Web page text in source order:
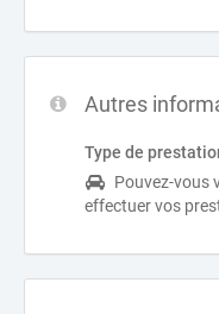
Autres
Type de
Pouvez-vous
effectuer vos